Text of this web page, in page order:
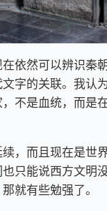
依然可以辨识秦
字的关联。我认
不是血统，而是
，而且现在是世
只能说西方文明
就有些勉强了。